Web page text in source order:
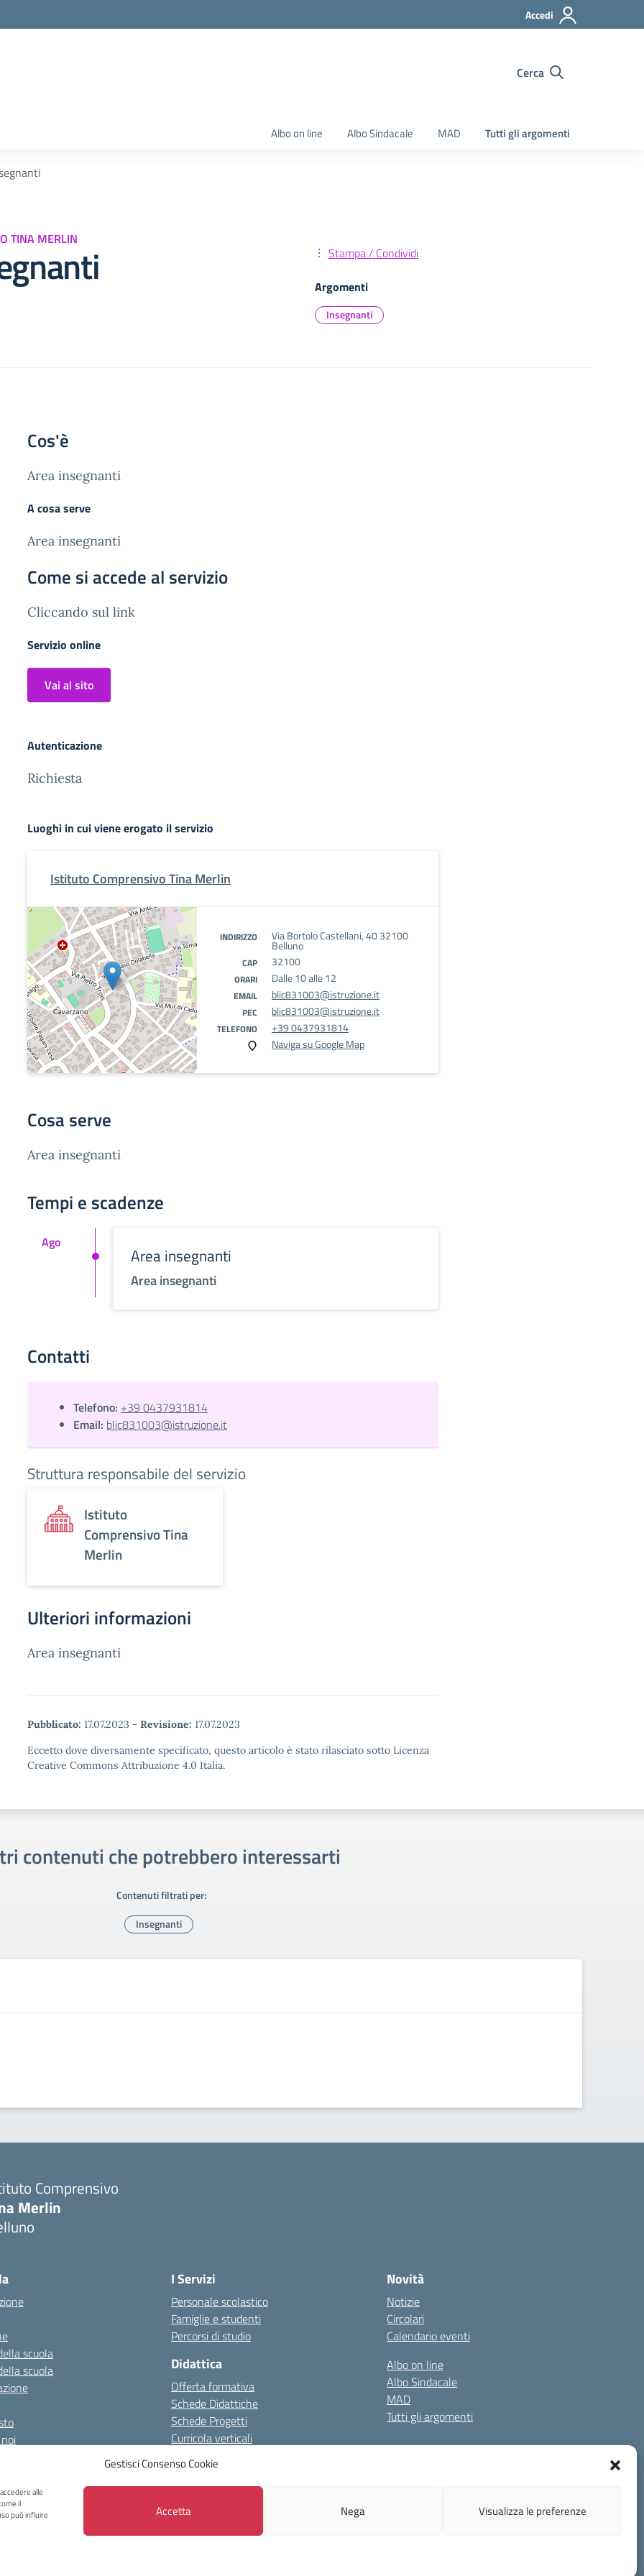
Gestisci Consenso Cookie
alle
il
può influire
Accetta Nega Visualizza le preferenze
Accedi
Cerca
Albo on line Albo Sindacale MAD Tutti gli argomenti
TINA MERLIN
Stampa / Condividi
Argomenti
Insegnanti
Cos'è
Area insegnanti
A cosa serve
Area insegnanti
Come si accede al servizio
Cliccando sul link
Servizio online
Vai al sito
Autenticazione
Richiesta
Luoghi in cui viene erogato il servizio
Istituto Comprensivo Tina Merlin
INDIRIZZO Via Bortolo Castellani, 40 32100
Belluno
CAP 32100
ORARI Dalle 10 alle 12
EMAIL blic831003@istruzione.it
PEC blic831003@istruzione.it
TELEFONO
+39 0437931814
Naviga su Google Map
Cosa serve
Area insegnanti
Tempi e scadenze
Area insegnanti
Area insegnanti
Ago
Contatti
Telefono: +39 0437931814
Email: blic831003@istruzione.it
Struttura responsabile del servizio
Istituto
Comprensivo Tina
Merlin
Ulteriori informazioni
Area insegnanti
Pubblicato: 17.07.2023 - Revisione: 17.07.2023
Eccetto dove diversamente specificato, questo articolo è stato rilasciato sotto Licenza
Creative Commons Attribuzione 4.0 Italia.
contenuti che potrebbero interessarti
Contenuti filtrati per:
Insegnanti
Comprensivo
Merlin
scuola
scuola
I Servizi
Personale scolastico
Famiglie e studenti
Percorsi di studio
Didattica
Offerta formativa
Schede Didattiche
Schede Progetti
Curricola verticali
Novità
Notizie
Circolari
Calendario eventi
Albo on line
Albo Sindacale
MAD
Tutti gli argomenti
08/01/2024